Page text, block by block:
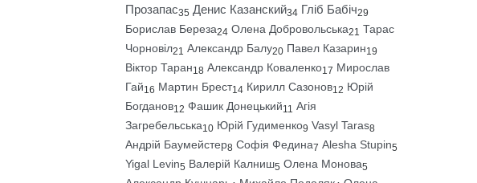
Прозапас35 Денис Казанский34 Гліб Бабіч29
Борислав Береза24 Олена Добровольська21 Тарас
Чорновіл21 Александр Балу20 Павел Казарин19
Віктор Таран18 Александр Коваленко17 Мирослав
Гай16 Мартин Брест14 Кирилл Сазонов12 Юрій
Богданов12 Фашик Донецький11 Агія
Загребельська10 Юрій Гудименко9 Vasyl Taras8
Андрій Баумейстер8 Софія Федина7 Alesha Stupin5
Yigal Levin5 Валерій Калниш5 Олена Монова5